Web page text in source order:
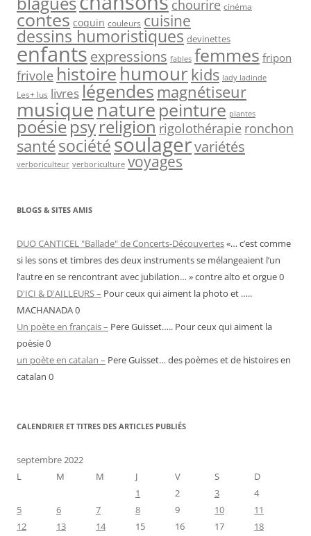
chourire cinéma
contes coquin couleurs cuisine
dessins humoristiques devinettes
enfantsexpressions fables femmes fripon
frivole histoire humour kids lady ladinde
Les+ lus livreslégendes magnétiseur
musiquenature peinture plantes
poésiepsyreligion rigolothérapie ronchon
santésociétésoulagervariétés
verboriculteur verboriculture voyages
BLOGS & SITES AMIS
DUO CANTICEL "Ballade" de Concerts-Découvertes«… c’est comme
si les sons et timbres des deux instruments se mélangeaient l’un
l’autre en se rencontrant avec jubilation… » contre alto et orgue 0
D'ICI & D'AILLEURS – Pour ceux qui aiment la photo et …..
MACHANADA 0
Un poète en français – Pere Guisset….. Pour ceux qui aiment la
poèsie 0
un poète en catalan – Pere Guisset… des poèmes et de histoires en
catalan 0
CALENDRIER ET TITRES DES ARTICLES PUBLIÉS
septembre 2022
L
M M J V S
D
1
2 3
4
5
6 7 8 9 10
11
12
13 14 15 16 17
18